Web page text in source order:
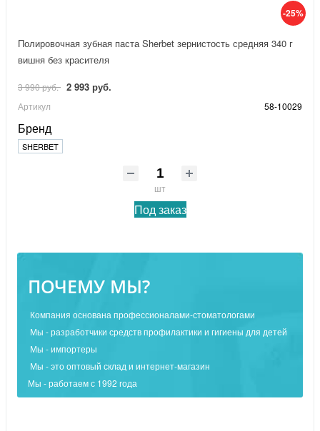
ПОЧЕМУ МЫ?
Компания основана профессионалами-стоматологами
Мы - разработчики средств профилактики и гигиены для детей
Мы - импортеры
Мы - это оптовый склад и интернет-магазин
Мы - работаем с 1992 года
-25%
Полировочная зубная паста Sherbet зернистость средняя 340 г
вишня без красителя
3 990 руб. 2 993 руб.
Артикул 58-10029
Бренд
SHERBET
шт
Под заказ